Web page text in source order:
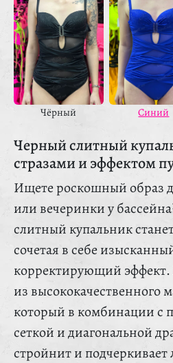
Чёрный Синий
Черный слитный
стразами и эффектом
Ищете роскошный образ
или вечеринки у
слитный купальник
сочетая в себе
корректирующий
из высококачественного
который в комбинации с
сеткой и диагональной
стройнит и